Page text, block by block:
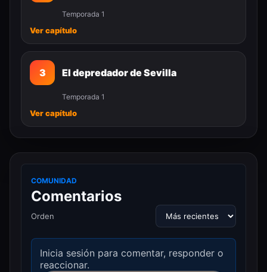
Temporada 1
Ver capítulo
3 El depredador de Sevilla
Temporada 1
Ver capítulo
COMUNIDAD
Comentarios
Orden
Inicia sesión para comentar, responder o
reaccionar.